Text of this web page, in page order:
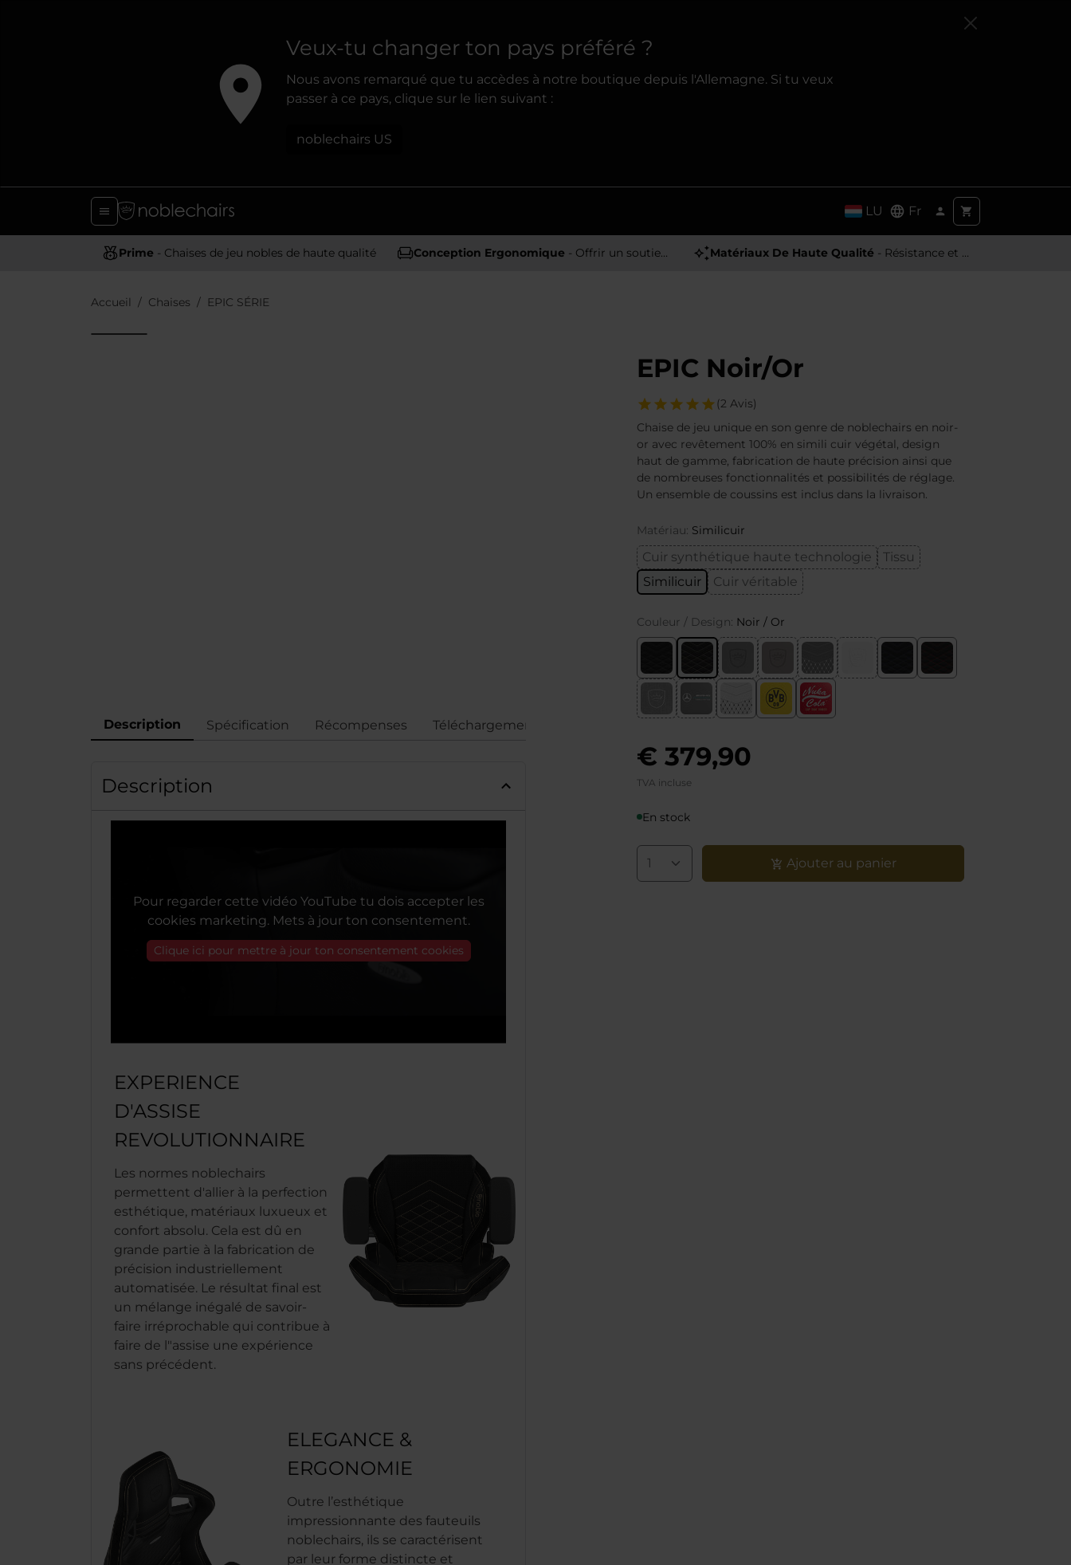
Veux-tu changer ton pays préféré ?
Nous avons remarqué que tu accèdes à notre boutique depuis l'Allemagne. Si tu veux
passer à ce pays, clique sur le lien suivant :
noblechairs US
LU Fr
Prime - Chaises de jeu nobles de haute qualité Conception Ergonomique - Offrir un soutien et un confort optimaux Matériaux De Haute Qualité - Résistance et toucher premium
Accueil Chaises EPIC SÉRIE
EPIC Noir/Or
(2 Avis)
Chaise de jeu unique en son genre de noblechairs en noir-
or avec revêtement 100% en simili cuir végétal, design
haut de gamme, fabrication de haute précision ainsi que
de nombreuses fonctionnalités et possibilités de réglage.
Un ensemble de coussins est inclus dans la livraison.
Matériau: Similicuir
Cuir synthétique haute technologie
Tissu
Similicuir
Cuir véritable
Couleur / Design: Noir / Or
€ 379,90
En stock
TVA incluse
Ajouter au panier
Description Spécification Récompenses Téléchargements
Description
Pour regarder cette vidéo YouTube tu dois accepter les
cookies marketing. Mets à jour ton consentement.
Clique ici pour mettre à jour ton consentement cookies
EXPERIENCE
D'ASSISE
REVOLUTIONNAIRE
Les normes noblechairs
permettent d'allier à la perfection
esthétique, matériaux luxueux et
confort absolu. Cela est dû en
grande partie à la fabrication de
précision industriellement
automatisée. Le résultat final est
un mélange inégalé de savoir-
faire irréprochable qui contribue à
faire de l"assise une expérience
sans précédent.
ELEGANCE &
ERGONOMIE
Outre l’esthétique
impressionnante des fauteuils
noblechairs, ils se caractérisent
par leur forme distincte et